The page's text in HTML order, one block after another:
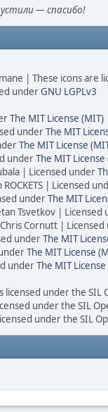
— спасибо!
| These icons are
underGNU LGPLv3
The MIT License (MIT)
underThe MIT
The MIT License
underThe MIT License
| Licensed under
| Licensed
underThe MIT
Tsvetkov | Licensed
Cornutt | Licensed
underThe MIT
The MIT License
underThe MIT
under the SIL
under the SIL
under the SIL